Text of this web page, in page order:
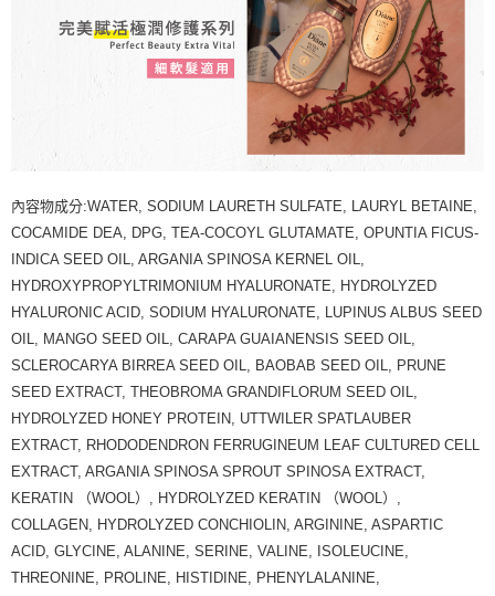
內容物成分:WATER, SODIUM LAURETH SULFATE, LAURYL BETAINE,
COCAMIDE DEA, DPG, TEA-COCOYL GLUTAMATE, OPUNTIA FICUS-
INDICA SEED OIL, ARGANIA SPINOSA KERNEL OIL,
HYDROXYPROPYLTRIMONIUM HYALURONATE, HYDROLYZED
HYALURONIC ACID, SODIUM HYALURONATE, LUPINUS ALBUS SEED
OIL, MANGO SEED OIL, CARAPA GUAIANENSIS SEED OIL,
SCLEROCARYA BIRREA SEED OIL, BAOBAB SEED OIL, PRUNE
SEED EXTRACT, THEOBROMA GRANDIFLORUM SEED OIL,
HYDROLYZED HONEY PROTEIN, UTTWILER SPATLAUBER
EXTRACT, RHODODENDRON FERRUGINEUM LEAF CULTURED CELL
EXTRACT, ARGANIA SPINOSA SPROUT SPINOSA EXTRACT,
KERATIN （WOOL）, HYDROLYZED KERATIN （WOOL）,
COLLAGEN, HYDROLYZED CONCHIOLIN, ARGININE, ASPARTIC
ACID, GLYCINE, ALANINE, SERINE, VALINE, ISOLEUCINE,
THREONINE, PROLINE, HISTIDINE, PHENYLALANINE,